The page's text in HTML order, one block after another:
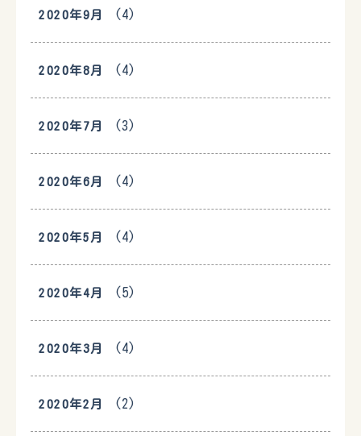
2020年9月 (4)
2020年8月 (4)
2020年7月 (3)
2020年6月 (4)
2020年5月 (4)
2020年4月 (5)
2020年3月 (4)
2020年2月 (2)